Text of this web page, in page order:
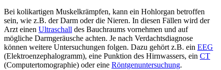
Bei kolikartigen Muskelkrämpfen, kann ein Hohlorgan betroffen
sein, wie z.B. der Darm oder die Nieren. In diesen Fällen wird der
Arzt einen Ultraschall des Bauchraums vornehmen und auf
mögliche Darmgeräusche achten. Je nach Verdachtsdiagnose
können weitere Untersuchungen folgen. Dazu gehört z.B. ein EEG
(Elektroenzephalogramm), eine Punktion des Hirnwassers, ein CT
(Computertomographie) oder eine Röntgenuntersuchung.